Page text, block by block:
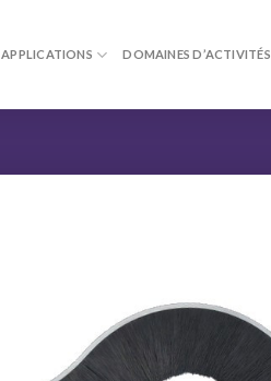
APPLICATIONS DOMAINES D’ACTIVITÉS